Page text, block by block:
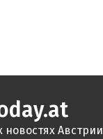
новостях Австрии